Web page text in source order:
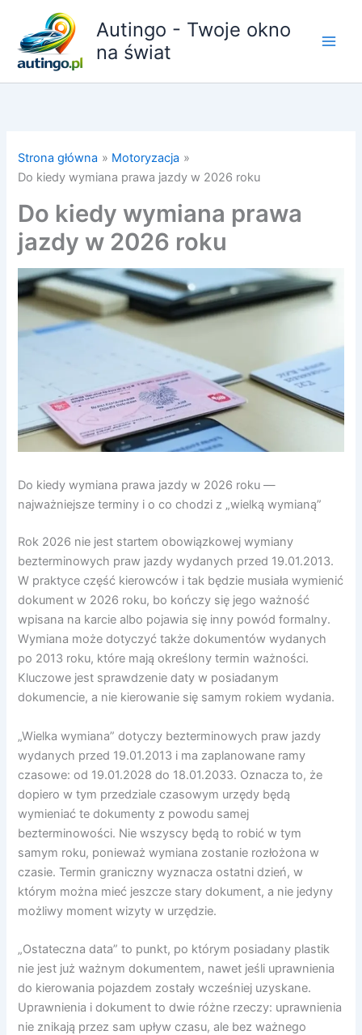
treści
Autingo - Twoje okno
na świat
Strona główna
Motoryzacja
Do kiedy wymiana prawa jazdy w 2026 roku
Do kiedy wymiana prawa
jazdy w 2026 roku
Do kiedy wymiana prawa jazdy w 2026 roku —
najważniejsze terminy i o co chodzi z „wielką wymianą”
Rok 2026 nie jest startem obowiązkowej wymiany
bezterminowych praw jazdy wydanych przed 19.01.2013.
W praktyce część kierowców i tak będzie musiała wymienić
dokument w 2026 roku, bo kończy się jego ważność
wpisana na karcie albo pojawia się inny powód formalny.
Wymiana może dotyczyć także dokumentów wydanych
po 2013 roku, które mają określony termin ważności.
Kluczowe jest sprawdzenie daty w posiadanym
dokumencie, a nie kierowanie się samym rokiem wydania.
„Wielka wymiana” dotyczy bezterminowych praw jazdy
wydanych przed 19.01.2013 i ma zaplanowane ramy
czasowe: od 19.01.2028 do 18.01.2033. Oznacza to, że
dopiero w tym przedziale czasowym urzędy będą
wymieniać te dokumenty z powodu samej
bezterminowości. Nie wszyscy będą to robić w tym
samym roku, ponieważ wymiana zostanie rozłożona w
czasie. Termin graniczny wyznacza ostatni dzień, w
którym można mieć jeszcze stary dokument, a nie jedyny
możliwy moment wizyty w urzędzie.
„Ostateczna data” to punkt, po którym posiadany plastik
nie jest już ważnym dokumentem, nawet jeśli uprawnienia
do kierowania pojazdem zostały wcześniej uzyskane.
Uprawnienia i dokument to dwie różne rzeczy: uprawnienia
nie znikają przez sam upływ czasu, ale bez ważnego